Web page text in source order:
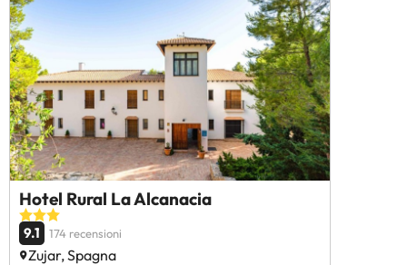
Hotel Rural La Alcanacia
9.1 174 recensioni
Zujar, Spagna